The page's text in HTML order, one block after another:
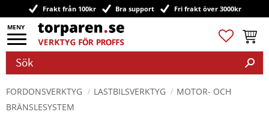
Meny
Frakt från 100kr Bra support Fri frakt över 3000kr
Favoriter
FORDONSVERKTYG LASTBILSVERKTYG
MOTOR- OCH
BRÄNSLESYSTEM